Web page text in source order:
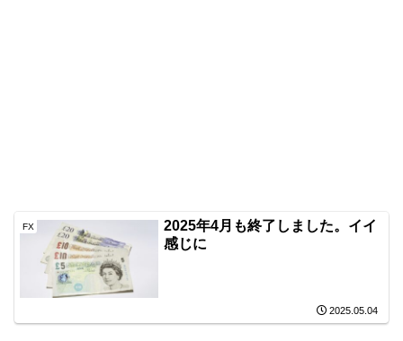
FX
2025年4月も終了しました。イイ
感じに
2025.05.04